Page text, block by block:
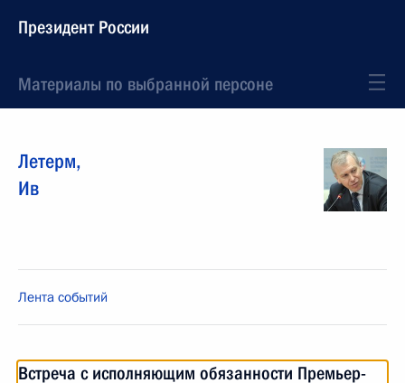
Президент России
Материалы по выбранной персоне
Летерм,
Ив
Лента событий
Встреча с исполняющим обязанности Премьер-